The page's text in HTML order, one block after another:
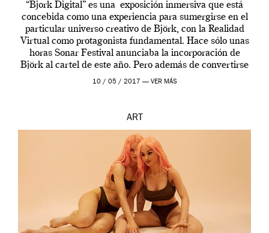
“Bjork Digital” es una exposición inmersiva que está
concebida como una experiencia para sumergirse en el
particular universo creativo de Björk, con la Realidad
Virtual como protagonista fundamental. Hace sólo unas
horas Sonar Festival anunciaba la incorporación de
Björk al cartel de este año. Pero además de convertirse
en una de las actuaciones más relevantes […]
10 / 05 / 2017 — VER MÁS
ART